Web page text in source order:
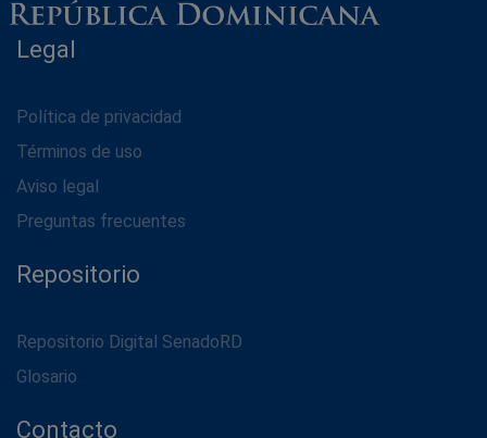
Legal
Política de privacidad
Términos de uso
Aviso legal
Preguntas frecuentes
Repositorio
Repositorio Digital SenadoRD
Glosario
Contacto